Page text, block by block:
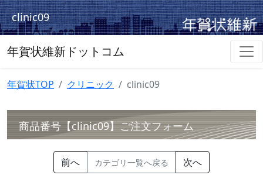
clinic09
年賀状維新ドットコム
年賀状TOP クリニック clinic09
商品番号【clinic09】ご注文フォーム
前へ カテゴリ一覧へ戻る
次へ